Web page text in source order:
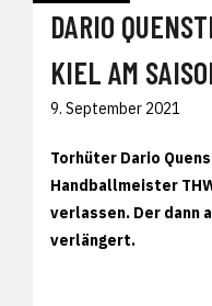
DARIO
KIEL AM
9. September 2021
Torhüter Dario
Handballmeister
verlassen. Der dann
verlängert.